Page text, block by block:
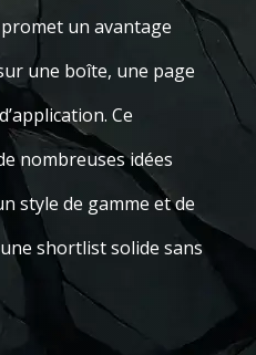
un avantage
une boîte, une page
Ce
nombreuses idées
style de gamme et de
shortlist solide sans